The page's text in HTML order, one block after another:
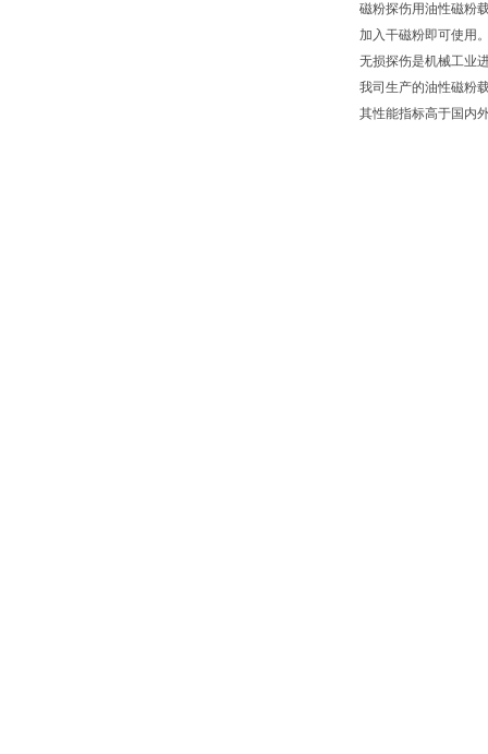
磁粉探伤用油性磁粉
加入干磁粉即可使用
无损探伤是机械工业
我司生产的油性磁粉
其性能指标高于国内